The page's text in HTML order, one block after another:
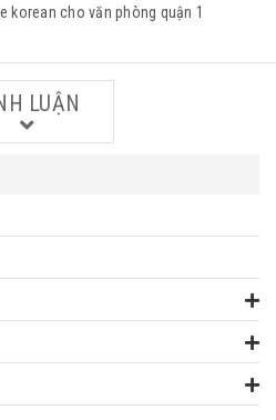
korean cho văn phòng quận 1
LUẬN